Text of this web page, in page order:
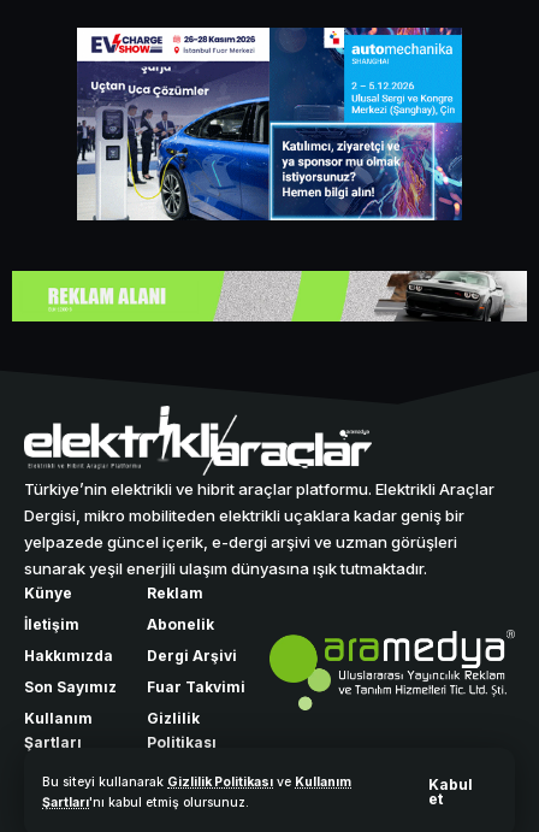
Bu siteyi kullanarak Gizlilik Politikası ve Kullanım
Şartları'nı kabul etmiş olursunuz.
Kabul
et
Türkiye’nin elektrikli ve hibrit araçlar platformu. Elektrikli Araçlar
Dergisi, mikro mobiliteden elektrikli uçaklara kadar geniş bir
yelpazede güncel içerik, e-dergi arşivi ve uzman görüşleri
sunarak yeşil enerjili ulaşım dünyasına ışık tutmaktadır.
Künye
İletişim
Hakkımızda
Son Sayımız
Kullanım
Şartları
Reklam
Abonelik
Dergi Arşivi
Fuar Takvimi
Gizlilik
Politikası